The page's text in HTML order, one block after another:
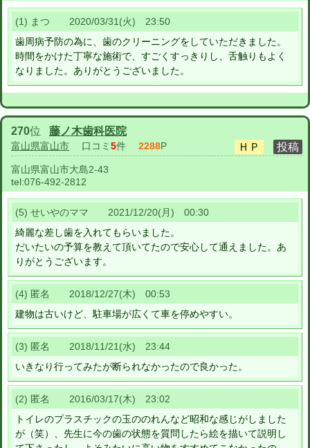
(1) まつ 2020/03/31(火) 23:50
歯周病予防の為に、歯のクリーニングをしていただきました。
時間をかけた丁寧な施術で、すごくすっきりし、舌触りもよく
なりました。ありがとうございました。
270位 藤ノ木歯科医院
富山県富山市 口コミ 5件 2288P
富山県富山市大島2-43
tel:076-492-2812
(5) せいやのママ 2021/12/20(月) 00:30
綺麗な差し歯を入れてもらいました。
だいたいの予算を教えて頂いてたので安心して通えました。あ
りがとうございます。
(4) 匿名 2018/12/27(木) 00:53
建物は古いけど、駐車場が広くて車を停めやすい。
(3) 匿名 2018/11/21(水) 23:44
いきなり行ってみたが断られなかったので良かった。
(2) 匿名 2016/03/17(木) 23:02
トイレのプラスチックの玉ののれんなど昭和な感じがしました
が（笑）、先生に今の歯の状態を質問したら絵を描いて説明し